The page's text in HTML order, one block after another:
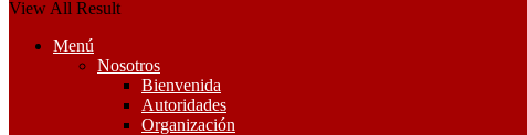
View All Result
Menú
Nosotros
Bienvenida
Autoridades
Organización